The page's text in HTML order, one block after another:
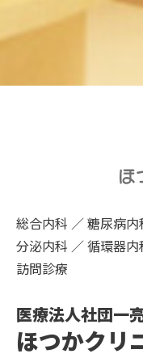
総合内科 ／ 糖尿病
分泌内科 ／ 循環器
訪問診療
医療法人社団一
ほつかクリ